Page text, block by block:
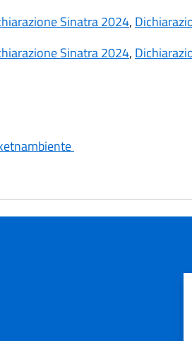
Sinatra 2024,
Sinatra 2024,